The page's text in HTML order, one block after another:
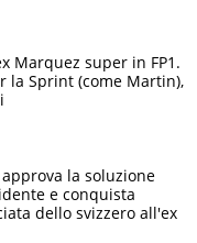
Marquez super in FP1.
la Sprint (come Martin),
la soluzione
e conquista
dello svizzero all'ex